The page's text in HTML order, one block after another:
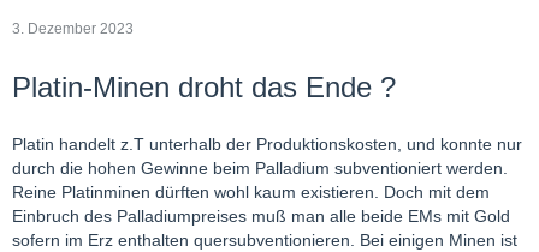
3. Dezember 2023
Platin-Minen droht das Ende ?
Platin handelt z.T unterhalb der Produktionskosten, und konnte nur
durch die hohen Gewinne beim Palladium subventioniert werden.
Reine Platinminen dürften wohl kaum existieren. Doch mit dem
Einbruch des Palladiumpreises muß man alle beide EMs mit Gold
sofern im Erz enthalten quersubventionieren. Bei einigen Minen ist